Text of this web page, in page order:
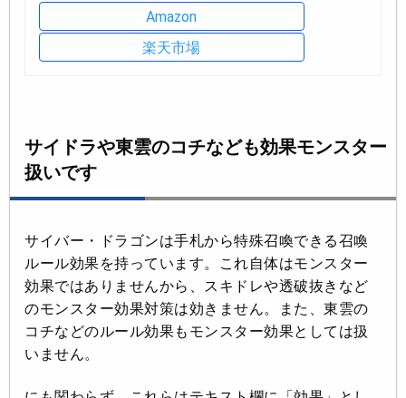
Amazon
楽天市場
サイドラや東雲のコチなども効果モンスター
扱いです
サイバー・ドラゴンは手札から特殊召喚できる召喚
ルール効果を持っています。これ自体はモンスター
効果ではありませんから、スキドレや透破抜きなど
のモンスター効果対策は効きません。また、東雲の
コチなどのルール効果もモンスター効果としては扱
いません。